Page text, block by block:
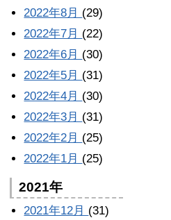
2022年8月 (29)
2022年7月 (22)
2022年6月 (30)
2022年5月 (31)
2022年4月 (30)
2022年3月 (31)
2022年2月 (25)
2022年1月 (25)
2021年
2021年12月 (31)